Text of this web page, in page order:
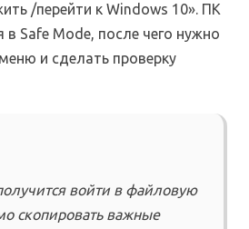
/перейти к Windows 10». ПК
в Safe Mode, после чего нужно
и сделать проверку
войти в файловую
скопировать важные